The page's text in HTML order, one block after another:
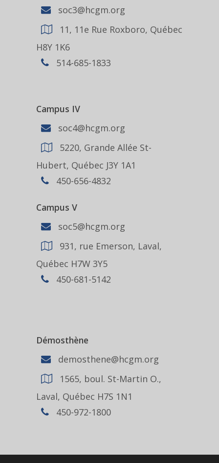
soc3@hcgm.org
11, 11e Rue Roxboro, Québec
H8Y 1K6
514-685-1833
Campus IV
soc4@hcgm.org
5220, Grande Allée St-
Hubert, Québec J3Y 1A1
450-656-4832
Campus V
soc5@hcgm.org
931, rue Emerson, Laval,
Québec H7W 3Y5
450-681-5142
Démosthène
demosthene@hcgm.org
1565, boul. St-Martin O.,
Laval, Québec H7S 1N1
450-972-1800